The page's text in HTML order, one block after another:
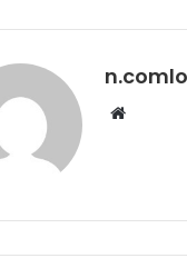
Website